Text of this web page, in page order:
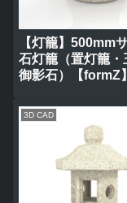
【灯籠】500mm
石灯籠（置灯籠・
御影石）【formZ】
3D CAD